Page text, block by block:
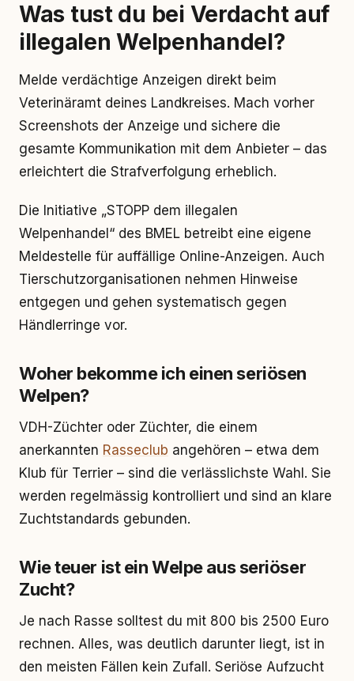
Was tust du bei Verdacht auf
illegalen Welpenhandel?
Melde verdächtige Anzeigen direkt beim
Veterinäramt deines Landkreises. Mach vorher
Screenshots der Anzeige und sichere die
gesamte Kommunikation mit dem Anbieter – das
erleichtert die Strafverfolgung erheblich.
Die Initiative „STOPP dem illegalen
Welpenhandel“ des BMEL betreibt eine eigene
Meldestelle für auffällige Online-Anzeigen. Auch
Tierschutzorganisationen nehmen Hinweise
entgegen und gehen systematisch gegen
Händlerringe vor.
Woher bekomme ich einen seriösen
Welpen?
VDH-Züchter oder Züchter, die einem
anerkannten Rasseclub angehören – etwa dem
Klub für Terrier – sind die verlässlichste Wahl. Sie
werden regelmässig kontrolliert und sind an klare
Zuchtstandards gebunden.
Wie teuer ist ein Welpe aus seriöser
Zucht?
Je nach Rasse solltest du mit 800 bis 2500 Euro
rechnen. Alles, was deutlich darunter liegt, ist in
den meisten Fällen kein Zufall. Seriöse Aufzucht